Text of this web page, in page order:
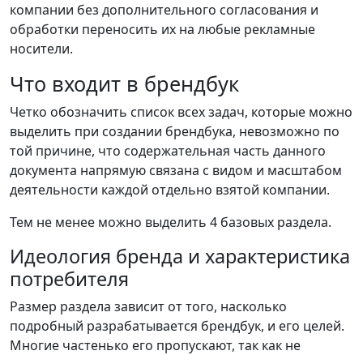
компании без дополнительного согласования и
обработки переносить их на любые рекламные
носители.
Что входит в брендбук
Четко обозначить список всех задач, которые можно
выделить при создании брендбука, невозможно по
той причине, что содержательная часть данного
документа напрямую связана с видом и масштабом
деятельности каждой отдельно взятой компании.
Тем не менее можно выделить 4 базовых раздела.
Идеология бренда и характеристика
потребителя
Размер раздела зависит от того, насколько
подробный разрабатывается брендбук, и его целей.
Многие частенько его пропускают, так как не